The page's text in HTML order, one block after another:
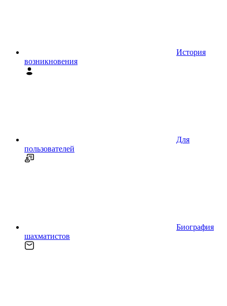
История
возникновения
Для
пользователей
Биография
шахматистов